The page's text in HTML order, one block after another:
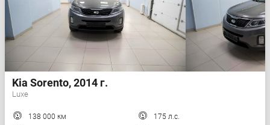
Kia Sorento, 2014 г.
Luxe
138 000 км
175 л.с.